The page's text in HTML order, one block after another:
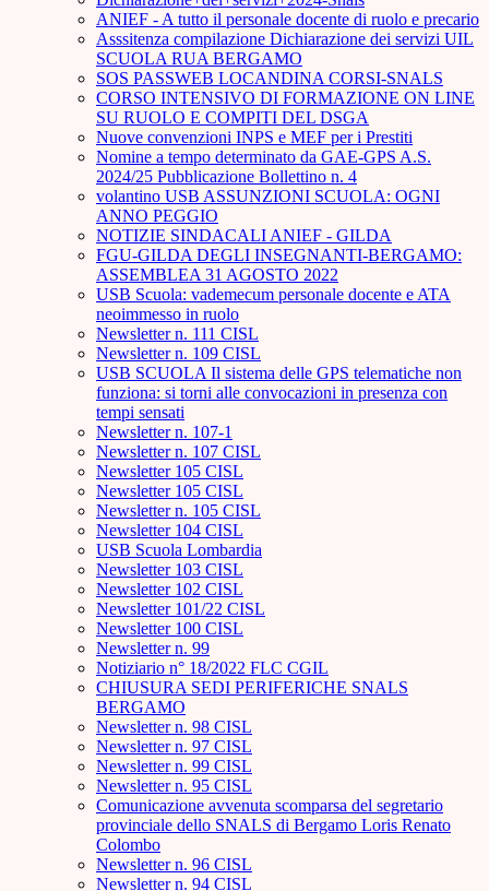
ANIEF - A tutto il personale docente di ruolo e precario
Asssitenza compilazione Dichiarazione dei servizi UIL
SCUOLA RUA BERGAMO
SOS PASSWEB LOCANDINA CORSI-SNALS
CORSO INTENSIVO DI FORMAZIONE ON LINE
SU RUOLO E COMPITI DEL DSGA
Nuove convenzioni INPS e MEF per i Prestiti
Nomine a tempo determinato da GAE-GPS A.S.
2024/25 Pubblicazione Bollettino n. 4
volantino USB ASSUNZIONI SCUOLA: OGNI
ANNO PEGGIO
NOTIZIE SINDACALI ANIEF - GILDA
FGU-GILDA DEGLI INSEGNANTI-BERGAMO:
ASSEMBLEA 31 AGOSTO 2022
USB Scuola: vademecum personale docente e ATA
neoimmesso in ruolo
Newsletter n. 111 CISL
Newsletter n. 109 CISL
USB SCUOLA Il sistema delle GPS telematiche non
funziona: si torni alle convocazioni in presenza con
tempi sensati
Newsletter n. 107-1
Newsletter n. 107 CISL
Newsletter 105 CISL
Newsletter 105 CISL
Newsletter n. 105 CISL
Newsletter 104 CISL
USB Scuola Lombardia
Newsletter 103 CISL
Newsletter 102 CISL
Newsletter 101/22 CISL
Newsletter 100 CISL
Newsletter n. 99
Notiziario n° 18/2022 FLC CGIL
CHIUSURA SEDI PERIFERICHE SNALS
BERGAMO
Newsletter n. 98 CISL
Newsletter n. 97 CISL
Newsletter n. 99 CISL
Newsletter n. 95 CISL
Comunicazione avvenuta scomparsa del segretario
provinciale dello SNALS di Bergamo Loris Renato
Colombo
Newsletter n. 96 CISL
Newsletter n. 94 CISL